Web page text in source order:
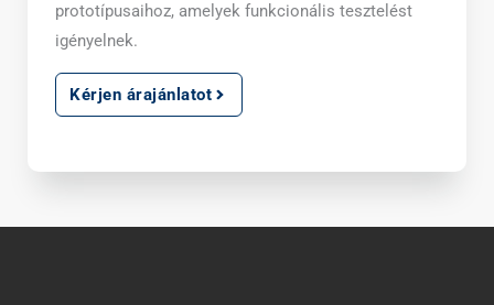
prototípusaihoz, amelyek funkcionális tesztelést
igényelnek.
Kérjen árajánlatot